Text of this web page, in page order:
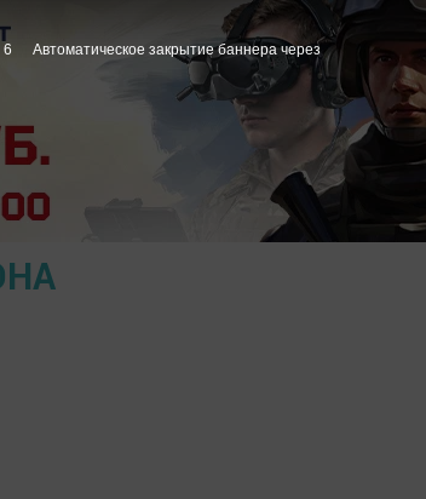
5 Автоматическое закрытие баннера через